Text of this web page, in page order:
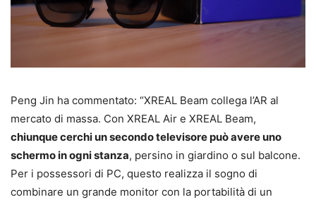
Peng Jin ha commentato: “XREAL Beam collega l’AR al
mercato di massa. Con XREAL Air e XREAL Beam,
chiunque cerchi un secondo televisore può avere uno
schermo in ogni stanza, persino in giardino o sul balcone.
Per i possessori di PC, questo realizza il sogno di
combinare un grande monitor con la portabilità di un